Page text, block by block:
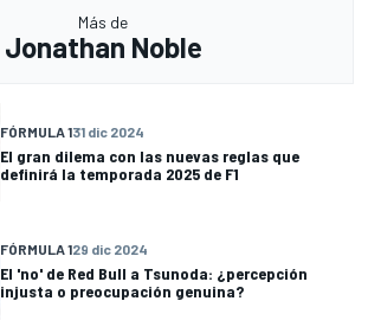
Más de
Jonathan Noble
FÓRMULA 131 dic 2024
El gran dilema con las nuevas reglas que
definirá la temporada 2025 de F1
FÓRMULA 129 dic 2024
El 'no' de Red Bull a Tsunoda: ¿percepción
injusta o preocupación genuina?